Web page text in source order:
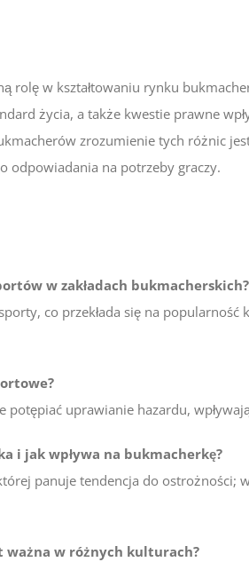
rolę w kształtowaniu rynku
życia, a także kwestie prawne
zrozumienie tych różnic
odpowiadania na potrzeby graczy.
w zakładach bukmacherskich?
co przekłada się na popularność
uprawianie hazardu,
i jak wpływa na bukmacherkę?
panuje tendencja do ostrożności;
ważna w różnych kulturach?